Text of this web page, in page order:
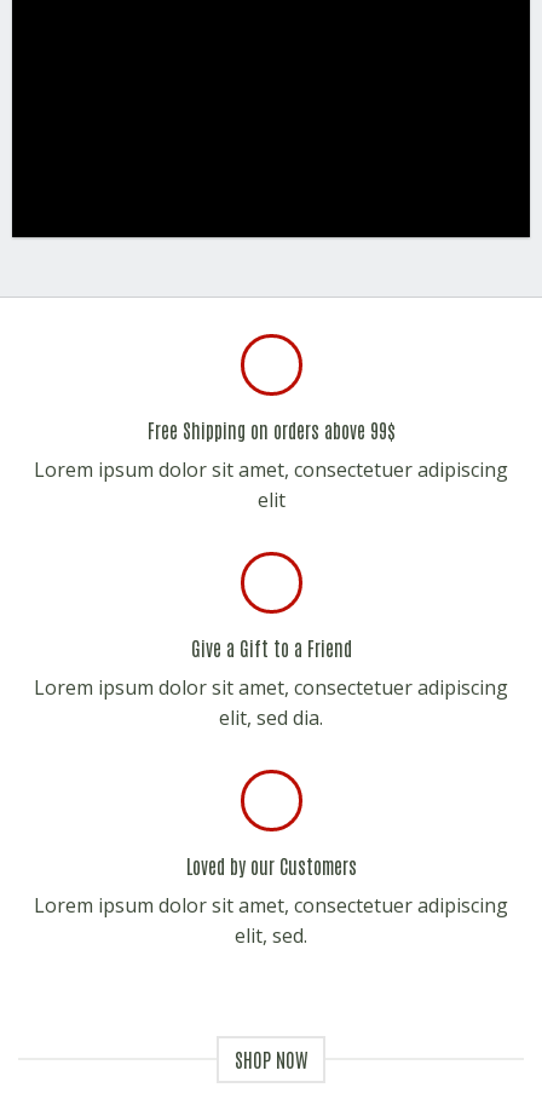
Free Shipping on orders above 99$
Lorem ipsum dolor sit amet, consectetuer adipiscing
elit
Give a Gift to a Friend
Lorem ipsum dolor sit amet, consectetuer adipiscing
elit, sed dia.
Loved by our Customers
Lorem ipsum dolor sit amet, consectetuer adipiscing
elit, sed.
SHOP NOW